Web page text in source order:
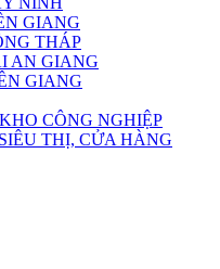
GIANG
THÁP
AN GIANG
GIANG
CÔNG NGHIỆP
THỊ, CỬA HÀNG